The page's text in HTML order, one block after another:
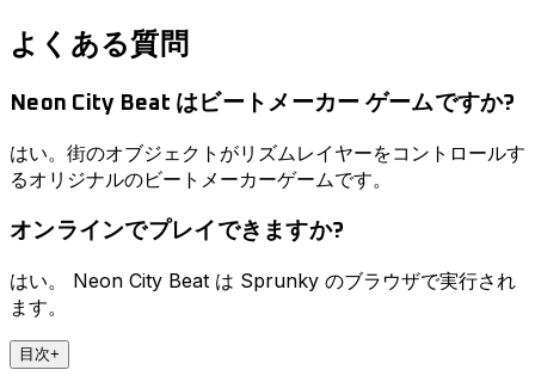
よくある質問
Neon City Beat はビートメーカー ゲームですか?
はい。街のオブジェクトがリズムレイヤーをコントロールす
るオリジナルのビートメーカーゲームです。
オンラインでプレイできますか?
はい。 Neon City Beat は Sprunky のブラウザで実行され
ます。
目次+